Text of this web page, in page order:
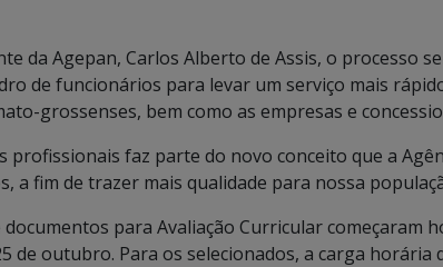
da Agepan, Carlos Alberto de Assis, o processo
de funcionários para levar um serviço mais
grossenses, bem como as empresas e
profissionais faz parte do novo conceito que a
a fim de trazer mais qualidade para nossa
documentos para Avaliação Curricular começaram
de outubro. Para os selecionados, a carga horária